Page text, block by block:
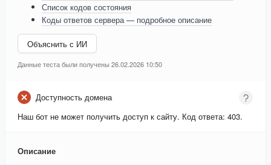
Список кодов состояния
Коды ответов сервера — подробное описание
Объяснить с ИИ
Данные теста были получены 26.02.2026 10:50
Доступность домена
Наш бот не может получить доступ к сайту. Код ответа: 403.
Описание